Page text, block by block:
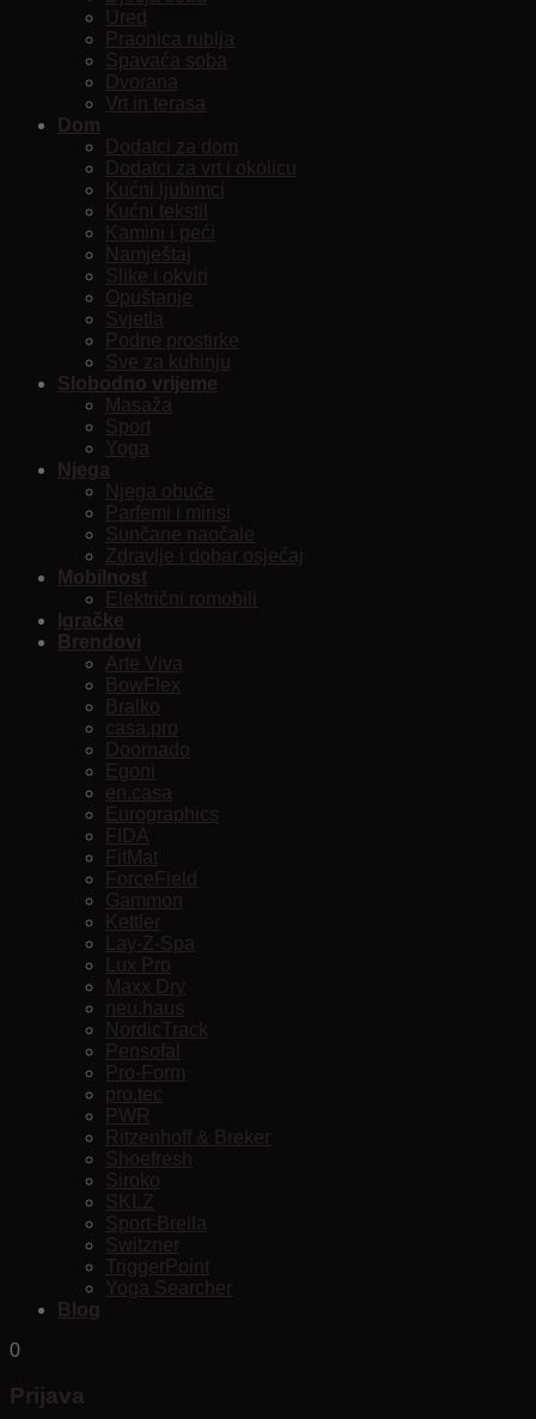
Ured
Praonica rublja
Spavaća soba
Dvorana
Vrt in terasa
Dom
Dodatci za dom
Dodatci za vrt i okolicu
Kućni ljubimci
Kućni tekstil
Kamini i peći
Namještaj
Slike i okviri
Opuštanje
Svjetla
Podne prostirke
Sve za kuhinju
Slobodno vrijeme
Masaža
Sport
Yoga
Njega
Njega obuće
Parfemi i mirisi
Sunčane naočale
Zdravlje i dobar osjećaj
Mobilnost
Električni romobili
Igračke
Brendovi
Arte Viva
BowFlex
Bralko
casa.pro
Doornado
Egoni
en.casa
Eurographics
FIDA
FitMat
ForceField
Gammon
Kettler
Lay-Z-Spa
Lux Pro
Maxx Dry
neu.haus
NordicTrack
Pensofal
Pro-Form
pro.tec
PWR
Ritzenhoff & Breker
Shoefresh
Siroko
SKLZ
Sport-Brella
Switzner
TriggerPoint
Yoga Searcher
Blog
0
Prijava